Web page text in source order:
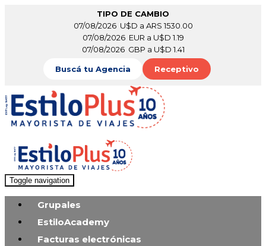
TIPO DE CAMBIO
07/08/2026 U$D a ARS 1530.00
07/08/2026 EUR a U$D 1.19
07/08/2026 GBP a U$D 1.41
Buscá tu Agencia Receptivo
Toggle navigation
Grupales
EstiloAcademy
Facturas electrónicas